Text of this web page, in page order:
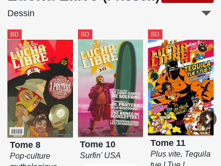
Dessin
BD
Tome 8
Pop-culture
BD
Tome 10
Surfin' USA
BD
Tome 11
Plus vite, Tequila